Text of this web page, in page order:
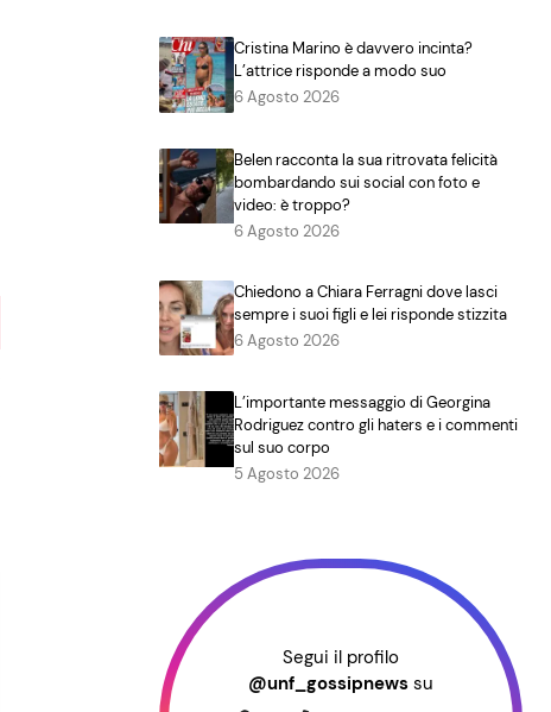
Cristina Marino è davvero incinta?
L’attrice risponde a modo suo
6 Agosto 2026
Belen racconta la sua ritrovata felicità
bombardando sui social con foto e
video: è troppo?
6 Agosto 2026
Chiedono a Chiara Ferragni dove lasci
sempre i suoi figli e lei risponde stizzita
6 Agosto 2026
L’importante messaggio di Georgina
Rodriguez contro gli haters e i commenti
sul suo corpo
5 Agosto 2026
Segui il profilo
@unf_gossipnews su